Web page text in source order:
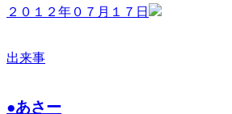
２０１２年０７月１７日
出来事
●あさー